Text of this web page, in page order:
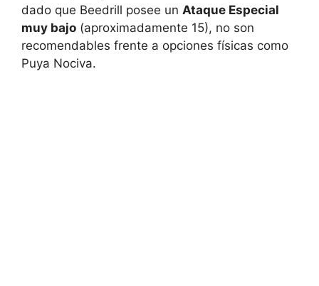
dado que Beedrill posee un Ataque Especial
muy bajo (aproximadamente 15), no son
recomendables frente a opciones físicas como
Puya Nociva.